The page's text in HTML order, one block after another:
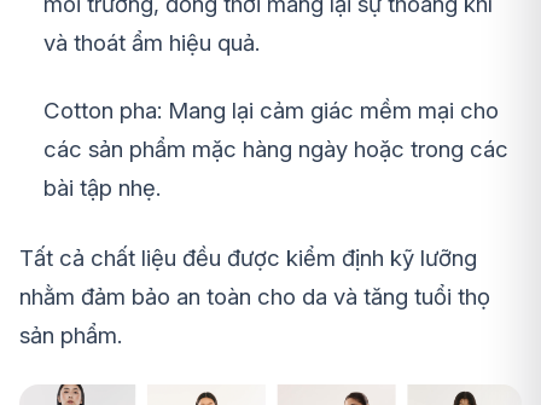
và thoát ẩm hiệu quả.
Cotton pha: Mang lại cảm giác mềm mại cho
các sản phẩm mặc hàng ngày hoặc trong các
bài tập nhẹ.
Tất cả chất liệu đều được kiểm định kỹ lưỡng
nhằm đảm bảo an toàn cho da và tăng tuổi thọ
sản phẩm.